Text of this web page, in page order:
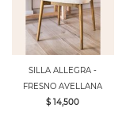
SILLA ALLEGRA -
FRESNO AVELLANA
$ 14,500